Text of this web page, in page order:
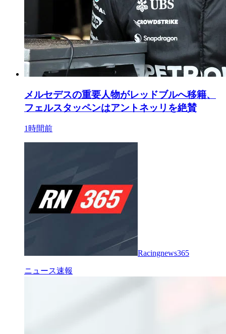
メルセデスの重要人物がレッドブルへ移籍、
フェルスタッペンはアントネッリを絶賛
1時間前
Racingnews365
ニュース速報